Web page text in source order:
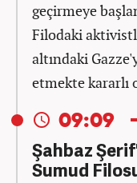
geçirmeye
Filodaki
altındaki
etmekte kararlı
09:09
Şahbaz
Sumud